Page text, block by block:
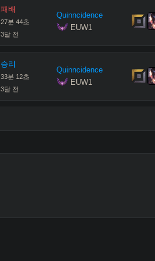
패배
27분 44초
3달 전
Quinncidence
EUW1
승리
33분 12초
3달 전
Quinncidence
EUW1